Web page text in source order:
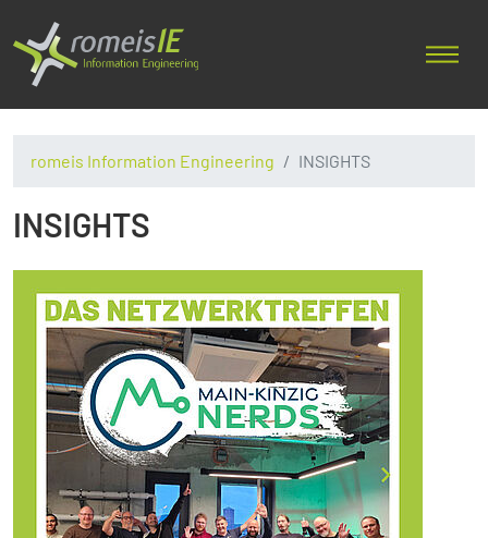
romeis Information Engineering INSIGHTS
INSIGHTS